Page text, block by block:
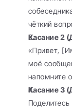
чёткий
Касание 2
«Привет,
моё
напомните
Касание 3